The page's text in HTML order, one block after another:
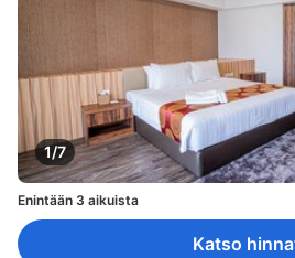
1/7
Enintään 3 aikuista
Katso